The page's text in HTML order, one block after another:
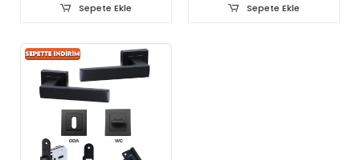
Sepete Ekle Sepete Ekle